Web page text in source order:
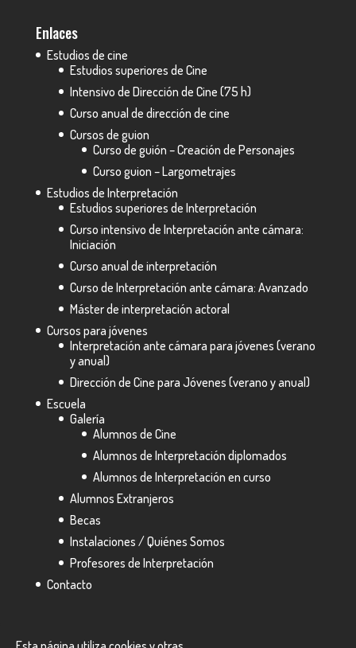
Enlaces
Estudios de cine
Estudios superiores de Cine
Intensivo de Dirección de Cine (75 h)
Curso anual de dirección de cine
Cursos de guion
Curso de guión – Creación de Personajes
Curso guion – Largometrajes
Estudios de Interpretación
Estudios superiores de Interpretación
Curso intensivo de Interpretación ante cámara:
Iniciación
Curso anual de interpretación
Curso de Interpretación ante cámara: Avanzado
Máster de interpretación actoral
Cursos para jóvenes
Interpretación ante cámara para jóvenes (verano
y anual)
Dirección de Cine para Jóvenes (verano y anual)
Escuela
Galería
Alumnos de Cine
Alumnos de Interpretación diplomados
Alumnos de Interpretación en curso
Alumnos Extranjeros
Becas
Instalaciones / Quiénes Somos
Profesores de Interpretación
Contacto